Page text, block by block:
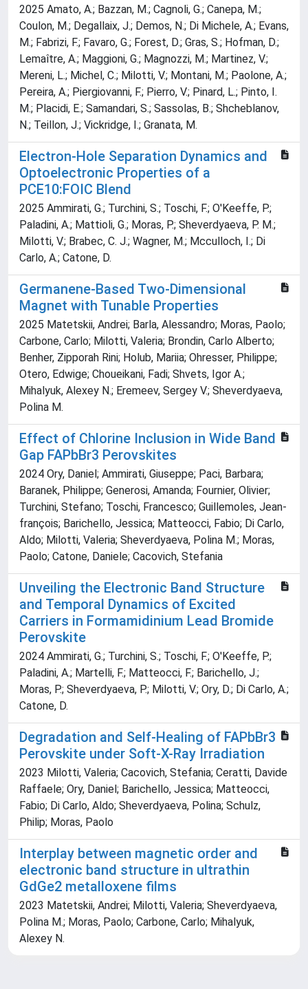
2025 Amato, A.; Bazzan, M.; Cagnoli, G.; Canepa, M.;
Coulon, M.; Degallaix, J.; Demos, N.; Di Michele, A.; Evans,
M.; Fabrizi, F.; Favaro, G.; Forest, D.; Gras, S.; Hofman, D.;
Lemaître, A.; Maggioni, G.; Magnozzi, M.; Martinez, V.;
Mereni, L.; Michel, C.; Milotti, V.; Montani, M.; Paolone, A.;
Pereira, A.; Piergiovanni, F.; Pierro, V.; Pinard, L.; Pinto, I.
M.; Placidi, E.; Samandari, S.; Sassolas, B.; Shcheblanov,
N.; Teillon, J.; Vickridge, I.; Granata, M.
Electron-Hole Separation Dynamics and
Optoelectronic Properties of a
PCE10:FOIC Blend
2025 Ammirati, G.; Turchini, S.; Toschi, F.; O'Keeffe, P.;
Paladini, A.; Mattioli, G.; Moras, P.; Sheverdyaeva, P. M.;
Milotti, V.; Brabec, C. J.; Wagner, M.; Mcculloch, I.; Di
Carlo, A.; Catone, D.
Germanene-Based Two-Dimensional
Magnet with Tunable Properties
2025 Matetskii, Andrei; Barla, Alessandro; Moras, Paolo;
Carbone, Carlo; Milotti, Valeria; Brondin, Carlo Alberto;
Benher, Zipporah Rini; Holub, Mariia; Ohresser, Philippe;
Otero, Edwige; Choueikani, Fadi; Shvets, Igor A.;
Mihalyuk, Alexey N.; Eremeev, Sergey V.; Sheverdyaeva,
Polina M.
Effect of Chlorine Inclusion in Wide Band
Gap FAPbBr3 Perovskites
2024 Ory, Daniel; Ammirati, Giuseppe; Paci, Barbara;
Baranek, Philippe; Generosi, Amanda; Fournier, Olivier;
Turchini, Stefano; Toschi, Francesco; Guillemoles, Jean‐
françois; Barichello, Jessica; Matteocci, Fabio; Di Carlo,
Aldo; Milotti, Valeria; Sheverdyaeva, Polina M.; Moras,
Paolo; Catone, Daniele; Cacovich, Stefania
Unveiling the Electronic Band Structure
and Temporal Dynamics of Excited
Carriers in Formamidinium Lead Bromide
Perovskite
2024 Ammirati, G.; Turchini, S.; Toschi, F.; O'Keeffe, P.;
Paladini, A.; Martelli, F.; Matteocci, F.; Barichello, J.;
Moras, P.; Sheverdyaeva, P.; Milotti, V.; Ory, D.; Di Carlo, A.;
Catone, D.
Degradation and Self-Healing of FAPbBr3
Perovskite under Soft-X-Ray Irradiation
2023 Milotti, Valeria; Cacovich, Stefania; Ceratti, Davide
Raffaele; Ory, Daniel; Barichello, Jessica; Matteocci,
Fabio; Di Carlo, Aldo; Sheverdyaeva, Polina; Schulz,
Philip; Moras, Paolo
Interplay between magnetic order and
electronic band structure in ultrathin
GdGe2 metalloxene films
2023 Matetskii, Andrei; Milotti, Valeria; Sheverdyaeva,
Polina M.; Moras, Paolo; Carbone, Carlo; Mihalyuk,
Alexey N.